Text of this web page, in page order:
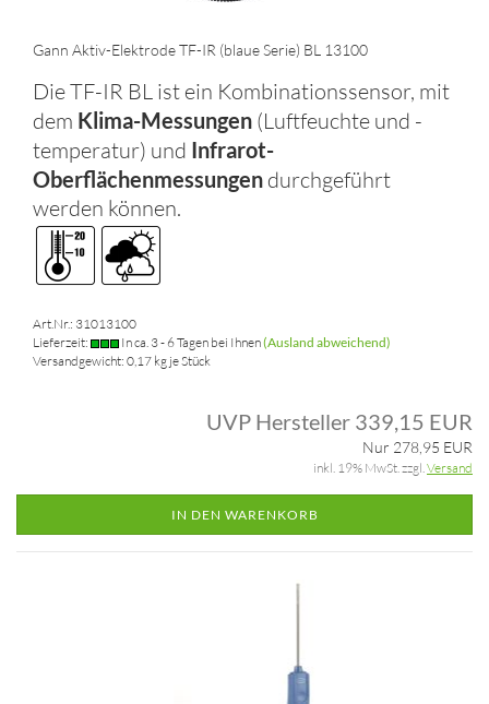
Gann Aktiv-Elektrode TF-IR (blaue Serie) BL 13100
Die TF-IR BL ist ein Kombinationssensor, mit
dem Klima-Messungen (Luftfeuchte und -
temperatur) und Infrarot-
Oberflächenmessungen durchgeführt
werden können.
Art.Nr.: 31013100
Lieferzeit:
In ca. 3 - 6 Tagen bei Ihnen(Ausland abweichend)
Versandgewicht: 0,17 kg je Stück
UVP Hersteller 339,15 EUR
Nur 278,95 EUR
inkl. 19% MwSt. zzgl.Versand
IN DEN WARENKORB